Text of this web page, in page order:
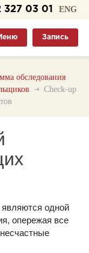
ENG
327 03 01
Запись
обследования
Check-up
одной
опережая все